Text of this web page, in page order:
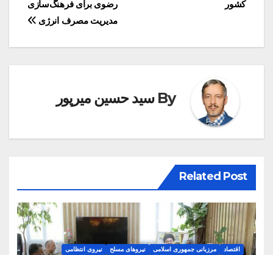
رضوی برای فرهنگ‌سازی
مدیریت مصرف انرژی
کشور
By سید حسین میرپور
Related Post
اقتصاد مرزبانی جمهوری اسلامی نیروهای مسلح نیروی انتظامی